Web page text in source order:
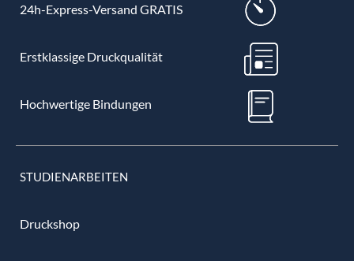
24h-Express-Versand GRATIS
Erstklassige Druckqualität
Hochwertige Bindungen
STUDIENARBEITEN
Druckshop